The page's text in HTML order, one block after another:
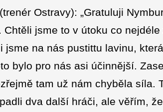
Ostravy): „Gratuluji
Chtěli jsme to v útoku co
jsme na nás pustittu lavinu,
bylo pro nás asi účinnější.
tam už nám chyběla síla.
dva další hráči, ale věřím,